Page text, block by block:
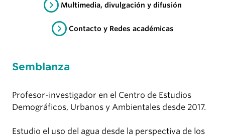
Multimedia, divulgación y difusión
Contacto y Redes académicas
Semblanza
Profesor-investigador en el Centro de Estudios
Demográficos, Urbanos y Ambientales desde 2017.
Estudio el uso del agua desde la perspectiva de los